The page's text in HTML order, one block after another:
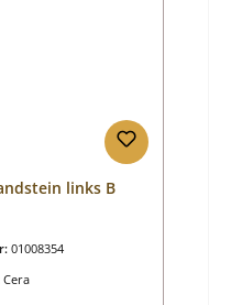
links B
01008354
Cera